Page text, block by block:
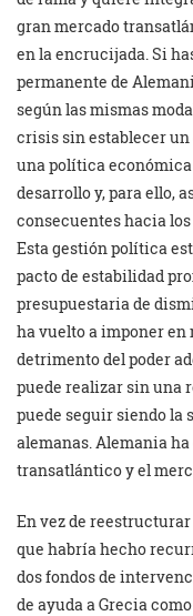
gran mercado
en la encrucijada. Si
permanente de
según las mismas
crisis sin establecer
una política
desarrollo y, para ello,
consecuentes hacia
Esta gestión política
pacto de estabilidad
presupuestaria de
ha vuelto a imponer en
detrimento del poder
puede realizar sin una
puede seguir siendo la
alemanas. Alemania
transatlántico y el
En vez de
que habría hecho
dos fondos de
de ayuda a Grecia